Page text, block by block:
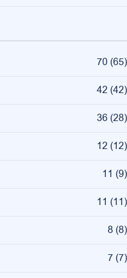
70 (65)
42 (42)
36 (28)
12 (12)
11 (9)
11 (11)
8 (8)
7 (7)